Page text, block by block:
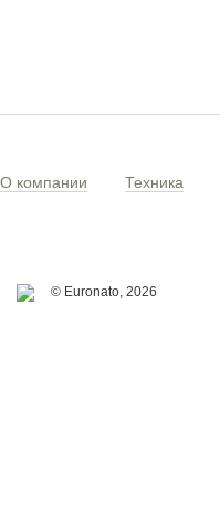
О компании Техника
© Euronato, 2026